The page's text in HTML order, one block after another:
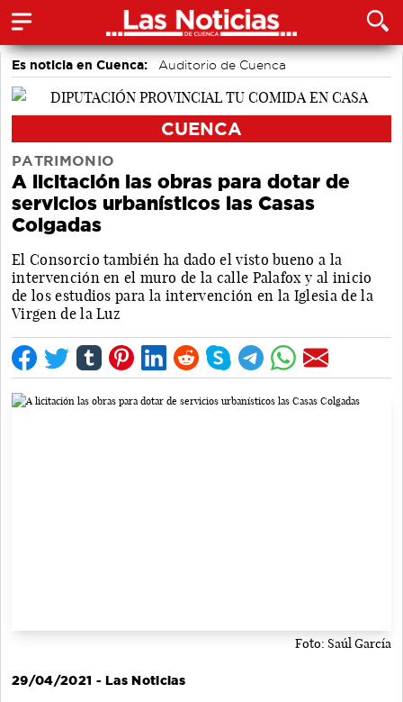
Es noticia en Cuenca: Auditorio de Cuenca
CUENCA
PATRIMONIO
A licitación las obras para dotar de
servicios urbanísticos las Casas
Colgadas
El Consorcio también ha dado el visto bueno a la
intervención en el muro de la calle Palafox y al inicio
de los estudios para la intervención en la Iglesia de la
Virgen de la Luz
Foto: Saúl García
29/04/2021 - Las Noticias